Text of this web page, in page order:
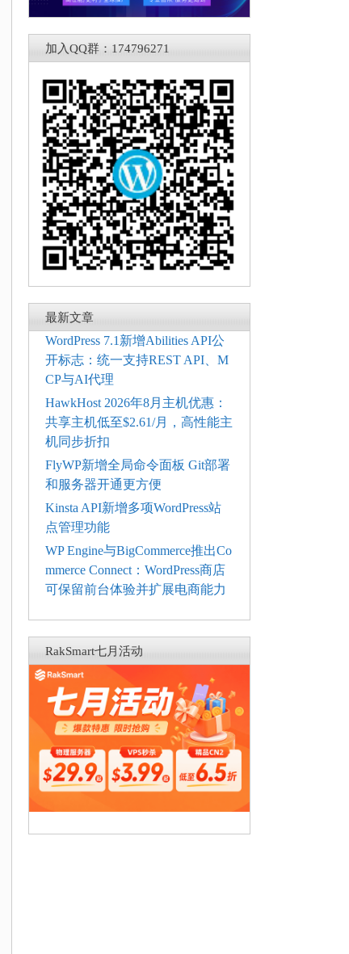
加入QQ群：174796271
最新文章
WordPress 7.1新增Abilities API公
开标志：统一支持REST API、M
CP与AI代理
HawkHost 2026年8月主机优惠：
共享主机低至$2.61/月，高性能主
机同步折扣
FlyWP新增全局命令面板 Git部署
和服务器开通更方便
Kinsta API新增多项WordPress站
点管理功能
WP Engine与BigCommerce推出Co
mmerce Connect：WordPress商店
可保留前台体验并扩展电商能力
RakSmart七月活动